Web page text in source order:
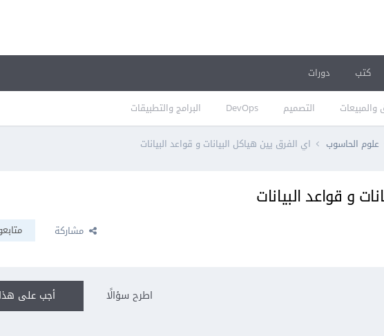
والمبيعات التصميم DevOps البرامج والتطبيقات
كتب دورات
علوم الحاسوب اي الفرق يين هياكل البيانات و قواعد البيانات
و قواعد البيانات
مشاركة
أجب على اطرح سؤالًا